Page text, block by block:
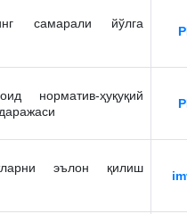
самарали йўлга
норматив-ҳуқуқий
эълон қилиш